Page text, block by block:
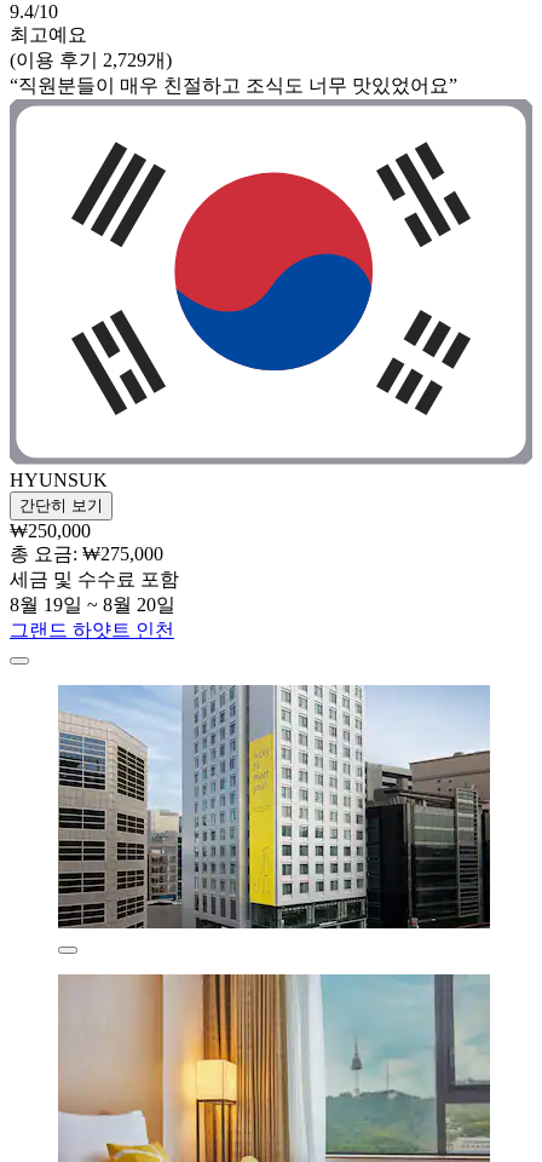
9.4/10
최고예요
(이용 후기 2,729개)
“직원분들이 매우 친절하고 조식도 너무 맛있었어요”
HYUNSUK
간단히 보기
₩250,000
총 요금: ₩275,000
세금 및 수수료 포함
8월 19일 ~ 8월 20일
그랜드 하얏트 인천